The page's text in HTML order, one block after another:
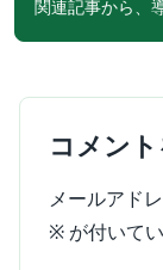
関連記事から、
コメン
メールアド
※ が付いて